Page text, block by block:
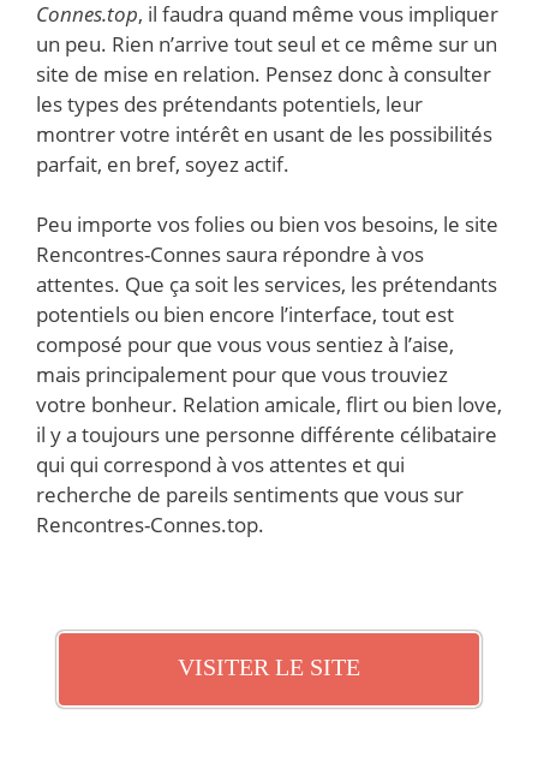
Connes.top, il faudra quand même vous impliquer
un peu. Rien n’arrive tout seul et ce même sur un
site de mise en relation. Pensez donc à consulter
les types des prétendants potentiels, leur
montrer votre intérêt en usant de les possibilités
parfait, en bref, soyez actif.
Peu importe vos folies ou bien vos besoins, le site
Rencontres-Connes saura répondre à vos
attentes. Que ça soit les services, les prétendants
potentiels ou bien encore l’interface, tout est
composé pour que vous vous sentiez à l’aise,
mais principalement pour que vous trouviez
votre bonheur. Relation amicale, flirt ou bien love,
il y a toujours une personne différente célibataire
qui qui correspond à vos attentes et qui
recherche de pareils sentiments que vous sur
Rencontres-Connes.top.
VISITER LE SITE